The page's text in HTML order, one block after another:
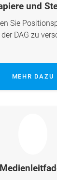
und
Sie
DAG zu
MEHR DAZU